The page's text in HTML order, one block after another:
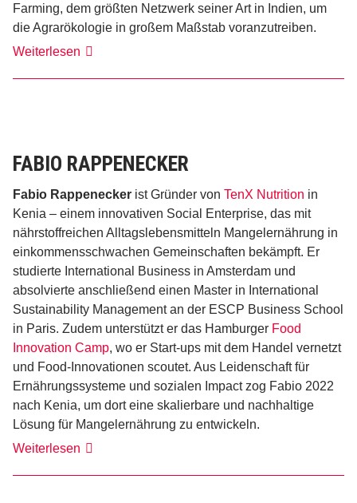
Farming, dem größten Netzwerk seiner Art in Indien, um
die Agrarökologie in großem Maßstab voranzutreiben.
Weiterlesen Minhaj
FABIO RAPPENECKER
Fabio Rappenecker ist Gründer von TenX Nutrition in
Kenia – einem innovativen Social Enterprise, das mit
nährstoffreichen Alltagslebensmitteln Mangelernährung in
einkommensschwachen Gemeinschaften bekämpft. Er
studierte International Business in Amsterdam und
absolvierte anschließend einen Master in International
Sustainability Management an der ESCP Business School
in Paris. Zudem unterstützt er das Hamburger Food
Innovation Camp, wo er Start-ups mit dem Handel vernetzt
und Food-Innovationen scoutet. Aus Leidenschaft für
Ernährungssysteme und sozialen Impact zog Fabio 2022
nach Kenia, um dort eine skalierbare und nachhaltige
Lösung für Mangelernährung zu entwickeln.
Weiterlesen Fabio